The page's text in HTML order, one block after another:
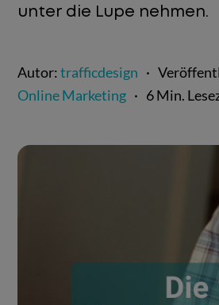
unter die Lupe nehmen.
Autor:trafficdesign ·
Online Marketing · 6 Min.